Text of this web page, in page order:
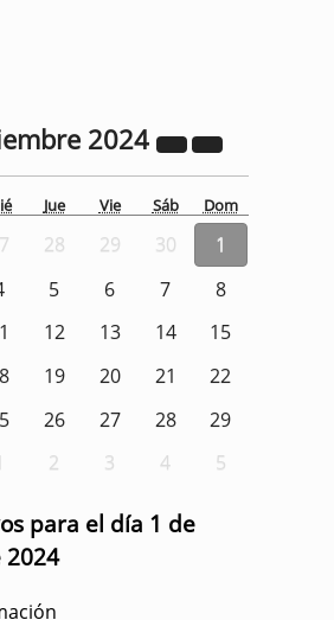
2024
Jue Vie Sáb Dom
28 29 30
1
5 6 7
8
12 13 14
15
19 20 21
22
26 27 28
29
2 3 4 5
para el día 1 de